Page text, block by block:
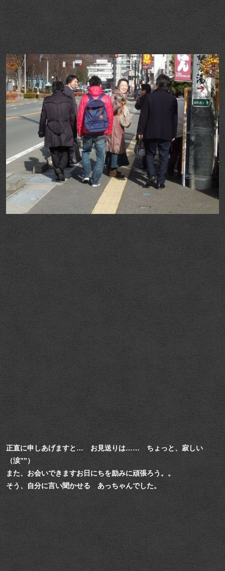
正直に申しあげますと… お見送りは…… ちょっと、寂しい
（涙””）
また、お会いできますお日にちを励みに頑張ろう。。
そう、自分に言い聞かせる あっちゃんでした。